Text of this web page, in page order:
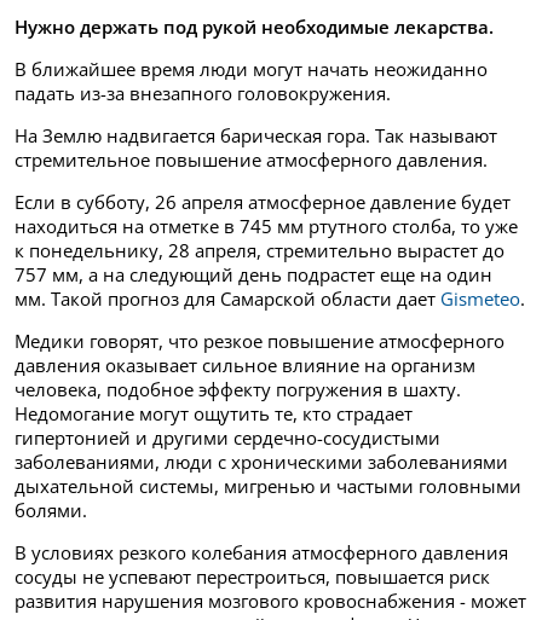
Нужно держать под рукой необходимые лекарства.
В ближайшее время люди могут начать неожиданно
падать из-за внезапного головокружения.
На Землю надвигается барическая гора. Так называют
стремительное повышение атмосферного давления.
Если в субботу, 26 апреля атмосферное давление будет
находиться на отметке в 745 мм ртутного столба, то уже
к понедельнику, 28 апреля, стремительно вырастет до
757 мм, а на следующий день подрастет еще на один
мм. Такой прогноз для Самарской области дает Gismeteo.
Медики говорят, что резкое повышение атмосферного
давления оказывает сильное влияние на организм
человека, подобное эффекту погружения в шахту.
Недомогание могут ощутить те, кто страдает
гипертонией и другими сердечно-сосудистыми
заболеваниями, люди с хроническими заболеваниями
дыхательной системы, мигренью и частыми головными
болями.
В условиях резкого колебания атмосферного давления
сосуды не успевают перестроиться, повышается риск
развития нарушения мозгового кровоснабжения - может